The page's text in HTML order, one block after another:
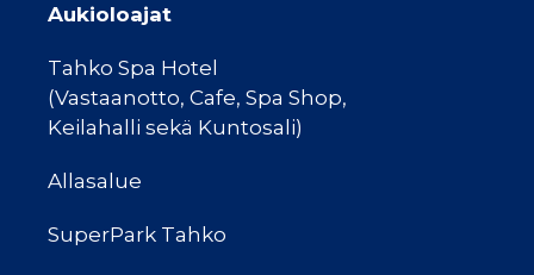
Aukioloajat
Tahko Spa Hotel
(Vastaanotto, Cafe, Spa Shop,
Keilahalli sekä Kuntosali)
Allasalue
SuperPark Tahko